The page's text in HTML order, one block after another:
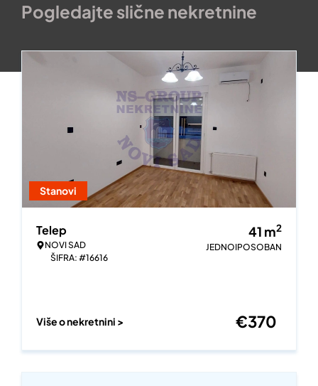
Pogledajte slične nekretnine
Stanovi
Telep
NOVI SAD
ŠIFRA: #16616
41 m2
JEDNOIPOSOBAN
Više o nekretnini > €370